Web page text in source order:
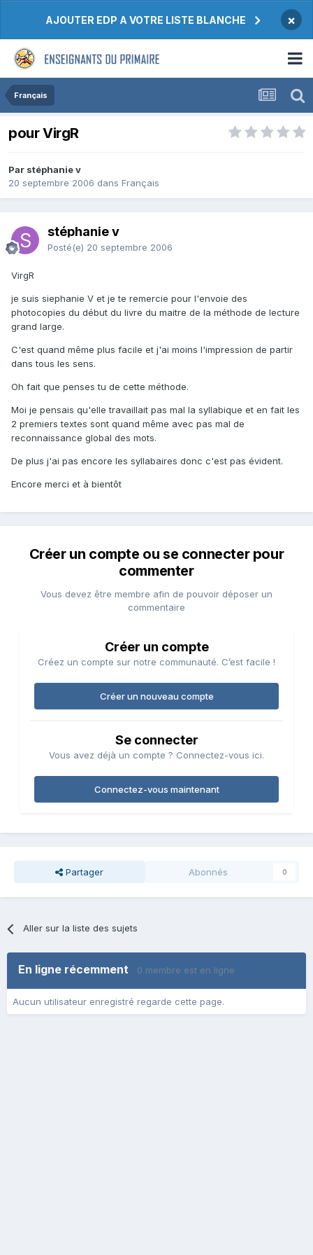
AJOUTER EDP A VOTRE LISTE BLANCHE ×
Français
pour VirgR
Par stéphanie v
20 septembre 2006 dans Français
stéphanie v
Posté(e) 20 septembre 2006
VirgR
je suis siephanie V et je te remercie pour l'envoie des
photocopies du début du livre du maitre de la méthode de lecture
grand large.
C'est quand même plus facile et j'ai moins l'impression de partir
dans tous les sens.
Oh fait que penses tu de cette méthode.
Moi je pensais qu'elle travaillait pas mal la syllabique et en fait les
2 premiers textes sont quand même avec pas mal de
reconnaissance global des mots.
De plus j'ai pas encore les syllabaires donc c'est pas évident.
Encore merci et à bientôt
Créer un compte ou se connecter pour
commenter
Vous devez être membre afin de pouvoir déposer un
commentaire
Créer un compte
Créez un compte sur notre communauté. C’est facile !
Créer un nouveau compte
Se connecter
Vous avez déjà un compte ? Connectez-vous ici.
Connectez-vous maintenant
Partager Abonnés 0
Aller sur la liste des sujets
En ligne récemment 0 membre est en ligne
Aucun utilisateur enregistré regarde cette page.